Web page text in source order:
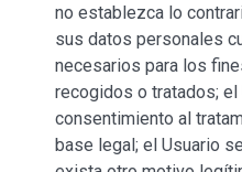
no establezca lo
sus datos personales
necesarios para los
recogidos o tratados; el
consentimiento al
base legal; el Usuario